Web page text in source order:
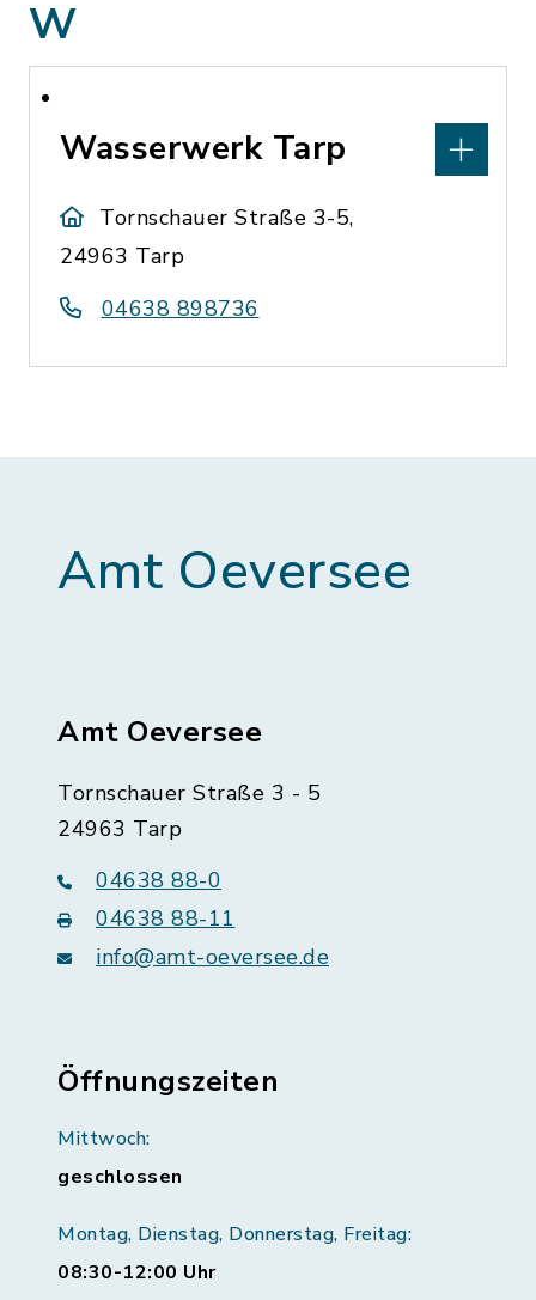
W
Wasserwerk Tarp
Tornschauer Straße 3-5,
24963 Tarp
04638 898736
Amt Oeversee
Amt Oeversee
Tornschauer Straße 3 - 5
24963 Tarp
04638 88-0
04638 88-11
info@amt-oeversee.de
Öffnungszeiten
Mittwoch:
geschlossen
Montag, Dienstag, Donnerstag, Freitag:
08:30-12:00 Uhr